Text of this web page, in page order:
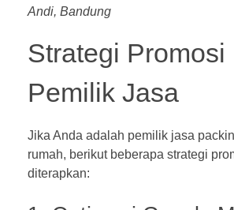
Andi, Bandung
Strategi Promosi
Pemilik Jasa
Jika Anda adalah pemilik jasa
rumah, berikut beberapa strategi
diterapkan: